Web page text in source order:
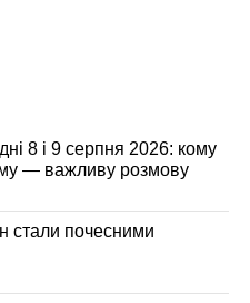
8 і 9 серпня 2026: кому
— важливу розмову
стали почесними